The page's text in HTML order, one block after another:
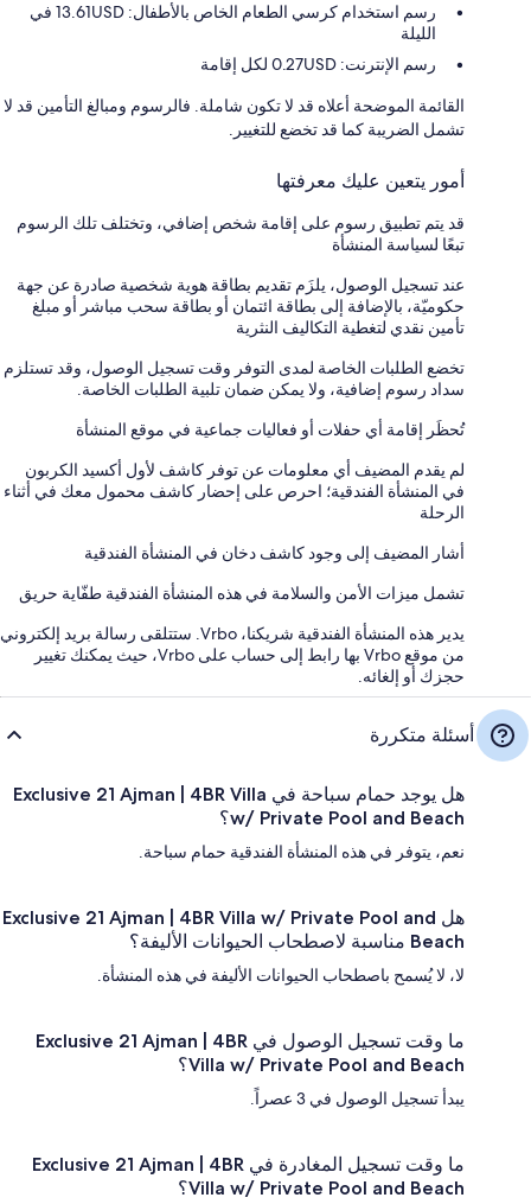
رسم استخدام كرسي الطعام الخاص بالأطفال: 13.61USD في
الليلة
رسم الإنترنت: 0.27USD لكل إقامة
القائمة الموضحة أعلاه قد لا تكون شاملة. فالرسوم ومبالغ التأمين قد لا
تشمل الضريبة كما قد تخضع للتغيير.
أمور يتعين عليك معرفتها
قد يتم تطبيق رسوم على إقامة شخص إضافي، وتختلف تلك الرسوم
تبعًا لسياسة المنشأة
عند تسجيل الوصول، يلزَم تقديم بطاقة هوية شخصية صادرة عن جهة
حكوميّة، بالإضافة إلى بطاقة ائتمان أو بطاقة سحب مباشر أو مبلغ
تأمين نقدي لتغطية التكاليف النثرية
تخضع الطلبات الخاصة لمدى التوفر وقت تسجيل الوصول، وقد تستلزم
سداد رسوم إضافية، ولا يمكن ضمان تلبية الطلبات الخاصة.
تُحظَر إقامة أي حفلات أو فعاليات جماعية في موقع المنشأة
لم يقدم المضيف أي معلومات عن توفر كاشف لأول أكسيد الكربون
في المنشأة الفندقية؛ احرص على إحضار كاشف محمول معك في أثناء
الرحلة
أشار المضيف إلى وجود كاشف دخان في المنشأة الفندقية
تشمل ميزات الأمن والسلامة في هذه المنشأة الفندقية طفّاية حريق
يدير هذه المنشأة الفندقية شريكنا، Vrbo. ستتلقى رسالة بريد إلكتروني
من موقع Vrbo بها رابط إلى حساب على Vrbo، حيث يمكنك تغيير
حجزك أو إلغائه.
أسئلة متكررة
هل يوجد حمام سباحة في Exclusive 21 Ajman | 4BR Villa
w/ Private Pool and Beach؟
نعم، يتوفر في هذه المنشأة الفندقية حمام سباحة.
هل Exclusive 21 Ajman | 4BR Villa w/ Private Pool and
Beach مناسبة لاصطحاب الحيوانات الأليفة؟
لا، لا يُسمح باصطحاب الحيوانات الأليفة في هذه المنشأة.
ما وقت تسجيل الوصول في Exclusive 21 Ajman | 4BR
Villa w/ Private Pool and Beach؟
يبدأ تسجيل الوصول في 3 عصراً.
ما وقت تسجيل المغادرة في Exclusive 21 Ajman | 4BR
Villa w/ Private Pool and Beach؟